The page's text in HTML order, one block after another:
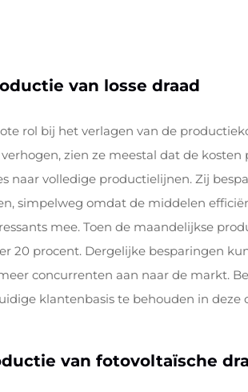
van losse draad
rol bij het verlagen van de
zien ze meestal dat de
naar volledige productielijnen. Zij
simpelweg omdat de middelen
mee. Toen de maandelijkse
20 procent. Dergelijke besparingen
concurrenten aan naar de markt.
klantenbasis te behouden in deze
van fotovoltaïsche